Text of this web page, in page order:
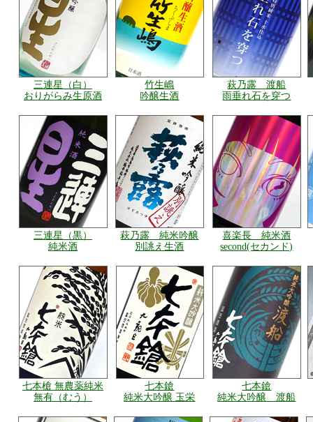
三連星（白）
おりがらみ生原酒
竹生嶋
吟醸生酒
萩乃露 渡船
雨垂れ石を穿つ
三連星（黒）
純米酒
萩乃露 純米吟醸
別誂え生酒
喜楽長 純米酒
second(セカンド)
七本槍 無農薬純米
無有（むう）
七本鎗
純米大吟醸 玉栄
七本鎗
純米大吟醸 渡船